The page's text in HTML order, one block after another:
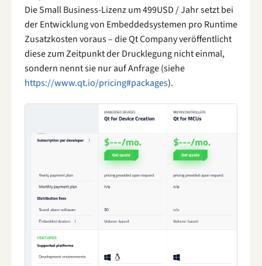
Die Small Business-Lizenz um 499USD / Jahr setzt bei
der Entwicklung von Embeddedsystemen pro Runtime
Zusatzkosten voraus – die Qt Company veröffentlicht
diese zum Zeitpunkt der Drucklegung nicht einmal,
sondern nennt sie nur auf Anfrage (siehe
https://www.qt.io/pricing#packages).